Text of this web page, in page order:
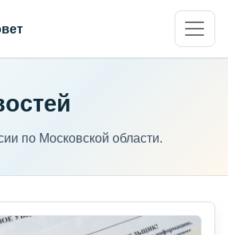
по Московской области.